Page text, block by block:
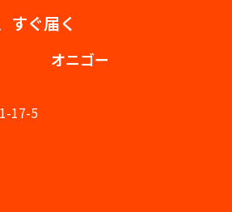
すぐ届く
オニゴー
17-5